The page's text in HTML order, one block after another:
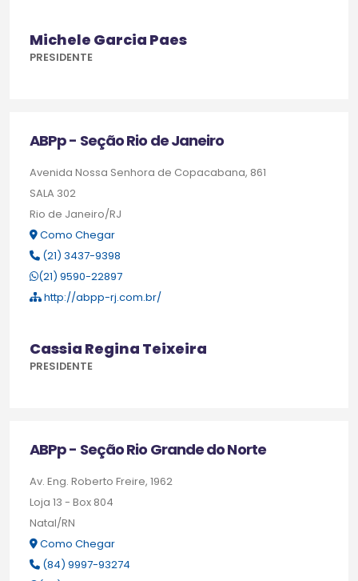
Michele Garcia Paes
PRESIDENTE
ABPp - Seção Rio de Janeiro
Avenida Nossa Senhora de Copacabana, 861
SALA 302
Rio de Janeiro/RJ
Como Chegar
(21) 3437-9398
(21) 9590-22897
http://abpp-rj.com.br/
Cassia Regina Teixeira
PRESIDENTE
ABPp - Seção Rio Grande do Norte
Av. Eng. Roberto Freire, 1962
Loja 13 - Box 804
Natal/RN
Como Chegar
(84) 9997-93274